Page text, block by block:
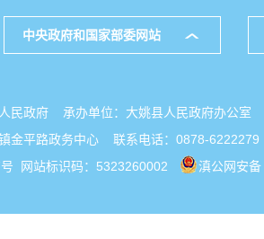
中央政府和国家部委网站
人民政府 承办单位：大姚县人民政府办公
金平路政务中心 联系电话：0878-6222279
网站标识码：5323260002 滇公网安